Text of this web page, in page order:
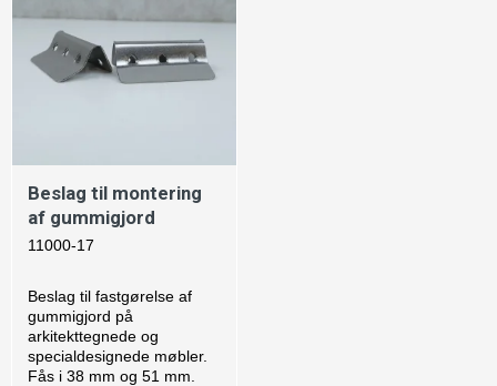
Beslag til montering
af gummigjord
11000-17
Beslag til fastgørelse af
gummigjord på
arkitekttegnede og
specialdesignede møbler.
Fås i 38 mm og 51 mm.